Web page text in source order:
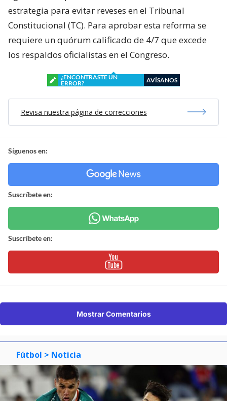
estrategia para evitar reveses en el Tribunal
Constitucional (TC). Para aprobar esta reforma se
requiere un quórum calificado de 4/7 que excede
los respaldos oficialistas en el Congreso.
¿ENCONTRASTE UN
ERROR?
AVÍSANOS
Revisa nuestra página de correcciones
Síguenos en:
Suscríbete en:
Suscríbete en:
Mostrar Comentarios
Fútbol > Noticia